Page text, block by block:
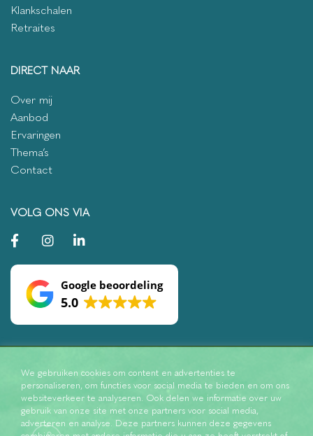
Klankschalen
Retraites
DIRECT NAAR
Over mij
Aanbod
Ervaringen
Thema’s
Contact
VOLG ONS VIA
Google beoordeling
5.0
We gebruiken cookies om content en advertenties te
personaliseren, om functies voor social media te bieden en om ons
websiteverkeer te analyseren. Ook delen we informatie over uw
gebruik van onze site met onze partners voor social media,
adverteren en analyse. Deze partners kunnen deze gegevens